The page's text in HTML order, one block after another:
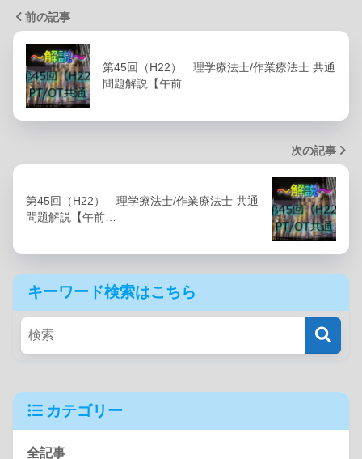
前の記事
第45回（H22） 理学療法士/作業療法士 共通
問題解説【午前…
次の記事
第45回（H22） 理学療法士/作業療法士 共通
問題解説【午前…
キーワード検索はこちら
カテゴリー
全記事